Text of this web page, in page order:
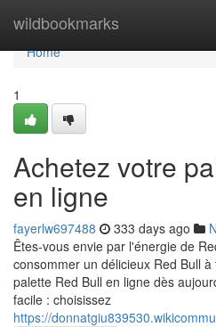
wildbookmarks
Home
Home
1
Achetez votre
en ligne
fayerlw697488 333 days ago
Êtes-vous envie par l'énergie de
consommer un délicieux Red Bull
palette Red Bull en ligne dès
facile : choisissez
https://